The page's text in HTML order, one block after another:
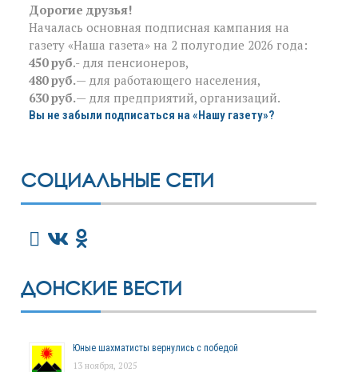
Дорогие друзья!
Началась основная подписная кампания на
газету «Наша газета» на 2 полугодие 2026 года:
450 руб.- для пенсионеров,
480 руб.— для работающего населения,
630 руб.— для предприятий, организаций.
Вы не забыли подписаться на «Нашу газету»?
СОЦИАЛЬНЫЕ СЕТИ
ДОНСКИЕ ВЕСТИ
Юные шахматисты вернулись с победой
13 ноября, 2025